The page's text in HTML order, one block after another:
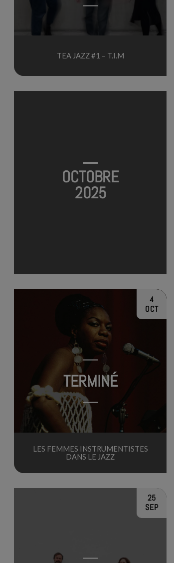
TEA JAZZ #1 – T.I.M
OCTOBRE
2025
4
OCT
LES FEMMES INSTRUMENTISTES
DANS LE JAZZ
TERMINÉ
25
SEP